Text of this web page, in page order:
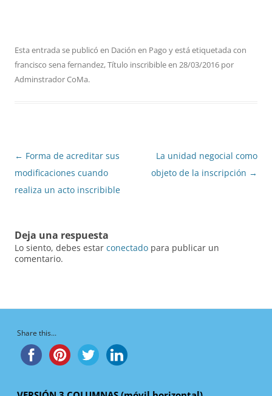
Esta entrada se publicó en Dación en Pago y está etiquetada con
francisco sena fernandez,Título inscribibleen 28/03/2016 por
Adminstrador CoMa.
Navegación
de
entradas
← Forma de acreditar sus
modificaciones cuando
realiza un acto inscribible
La unidad negocial como
objeto de la inscripción →
Deja una respuesta
Lo siento, debes estar conectado para publicar un
comentario.
Share this...